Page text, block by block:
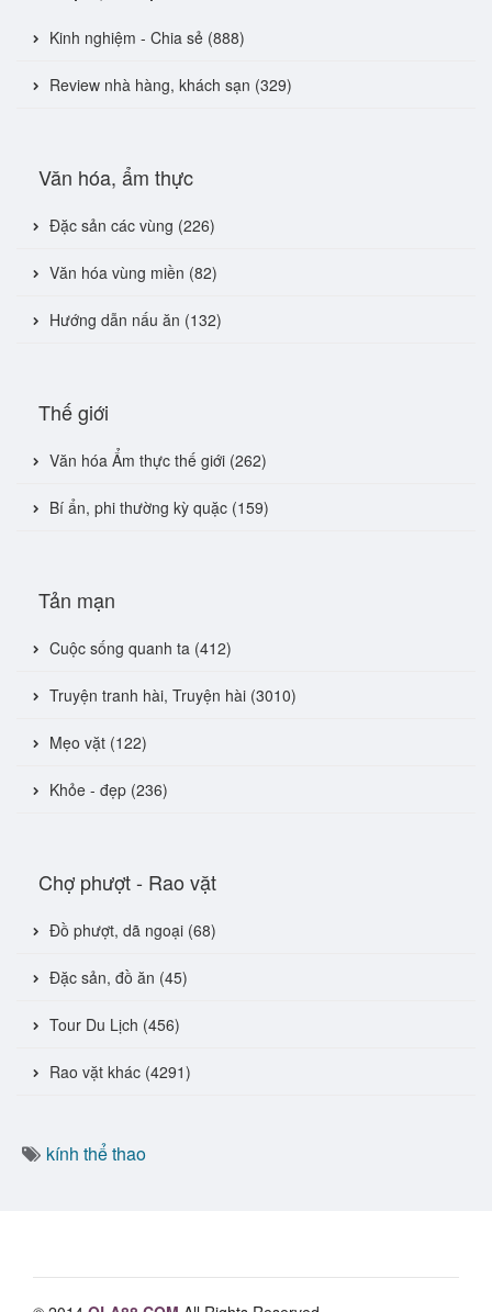
Kinh nghiệm - Chia sẻ (888)
Review nhà hàng, khách sạn (329)
Văn hóa, ẩm thực
Đặc sản các vùng (226)
Văn hóa vùng miền (82)
Hướng dẫn nấu ăn (132)
Thế giới
Văn hóa Ẩm thực thế giới (262)
Bí ẩn, phi thường kỳ quặc (159)
Tản mạn
Cuộc sống quanh ta (412)
Truyện tranh hài, Truyện hài (3010)
Mẹo vặt (122)
Khỏe - đẹp (236)
Chợ phượt - Rao vặt
Đồ phượt, dã ngoại (68)
Đặc sản, đồ ăn (45)
Tour Du Lịch (456)
Rao vặt khác (4291)
kính thể thao